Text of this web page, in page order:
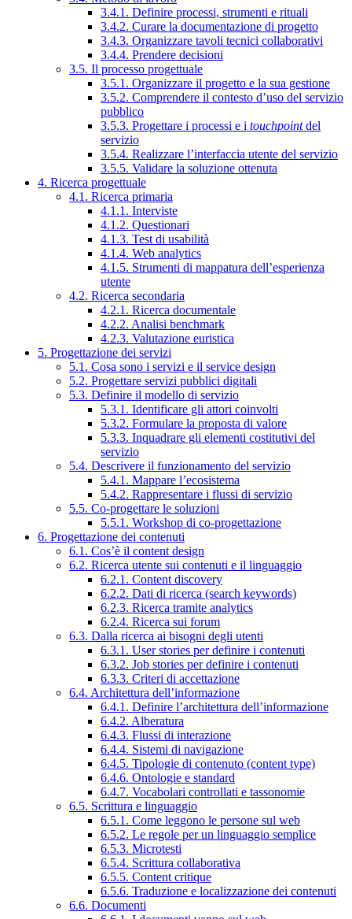
3.4.1. Definire processi, strumenti e rituali
3.4.2. Curare la documentazione di progetto
3.4.3. Organizzare tavoli tecnici collaborativi
3.4.4. Prendere decisioni
3.5. Il processo progettuale
3.5.1. Organizzare il progetto e la sua gestione
3.5.2. Comprendere il contesto d’uso del servizio
pubblico
3.5.3. Progettare i processi e i touchpointdel
servizio
3.5.4. Realizzare l’interfaccia utente del servizio
3.5.5. Validare la soluzione ottenuta
4. Ricerca progettuale
4.1. Ricerca primaria
4.1.1. Interviste
4.1.2. Questionari
4.1.3. Test di usabilità
4.1.4. Web analytics
4.1.5. Strumenti di mappatura dell’esperienza
utente
4.2. Ricerca secondaria
4.2.1. Ricerca documentale
4.2.2. Analisi benchmark
4.2.3. Valutazione euristica
5. Progettazione dei servizi
5.1. Cosa sono i servizi e il service design
5.2. Progettare servizi pubblici digitali
5.3. Definire il modello di servizio
5.3.1. Identificare gli attori coinvolti
5.3.2. Formulare la proposta di valore
5.3.3. Inquadrare gli elementi costitutivi del
servizio
5.4. Descrivere il funzionamento del servizio
5.4.1. Mappare l’ecosistema
5.4.2. Rappresentare i flussi di servizio
5.5. Co-progettare le soluzioni
5.5.1. Workshop di co-progettazione
6. Progettazione dei contenuti
6.1. Cos’è il content design
6.2. Ricerca utente sui contenuti e il linguaggio
6.2.1. Content discovery
6.2.2. Dati di ricerca (search keywords)
6.2.3. Ricerca tramite analytics
6.2.4. Ricerca sui forum
6.3. Dalla ricerca ai bisogni degli utenti
6.3.1. User stories per definire i contenuti
6.3.2. Job stories per definire i contenuti
6.3.3. Criteri di accettazione
6.4. Architettura dell’informazione
6.4.1. Definire l’architettura dell’informazione
6.4.2. Alberatura
6.4.3. Flussi di interazione
6.4.4. Sistemi di navigazione
6.4.5. Tipologie di contenuto (content type)
6.4.6. Ontologie e standard
6.4.7. Vocabolari controllati e tassonomie
6.5. Scrittura e linguaggio
6.5.1. Come leggono le persone sul web
6.5.2. Le regole per un linguaggio semplice
6.5.3. Microtesti
6.5.4. Scrittura collaborativa
6.5.5. Content critique
6.5.6. Traduzione e localizzazione dei contenuti
6.6. Documenti